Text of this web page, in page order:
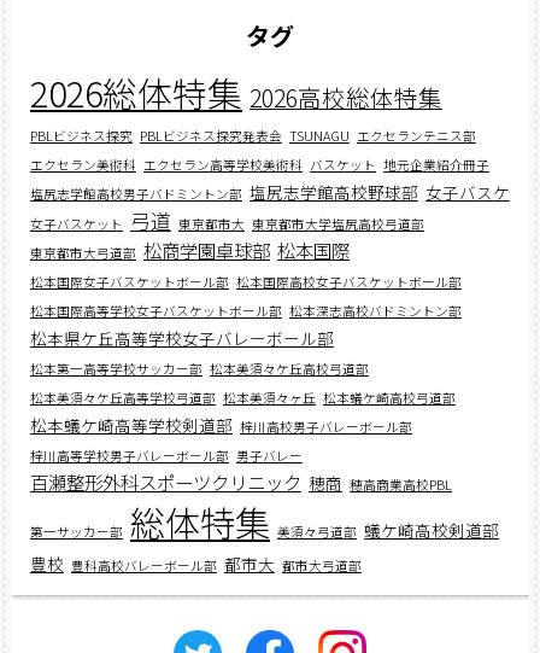
タグ
2026総体特集 2026高校総体特集
PBLビジネス探究 PBLビジネス探究発表会 TSUNAGU エクセランテニス部
エクセラン美術科 エクセラン高等学校美術科 バスケット 地元企業紹介冊子
塩尻志学館高校男子バドミントン部 塩尻志学館高校野球部 女子バスケ
女子バスケット 弓道 東京都市大 東京都市大学塩尻高校弓道部
東京都市大弓道部 松商学園卓球部 松本国際
松本国際女子バスケットボール部 松本国際高校女子バスケットボール部
松本国際高等学校女子バスケットボール部 松本深志高校バドミントン部
松本県ケ丘高等学校女子バレーボール部
松本第一高等学校サッカー部 松本美須々ケ丘高校弓道部
松本美須々ケ丘高等学校弓道部 松本美須々ヶ丘 松本蟻ケ崎高校弓道部
松本蟻ケ崎高等学校剣道部 梓川高校男子バレーボール部
梓川高等学校男子バレーボール部 男子バレー
百瀬整形外科スポーツクリニック 穂商 穂高商業高校PBL
第一サッカー部 総体特集 美須々弓道部 蟻ケ崎高校剣道部
豊校 豊科高校バレーボール部 都市大 都市大弓道部